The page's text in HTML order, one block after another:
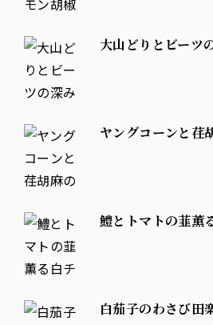
大山どりとビー
ヤングコーンと
鱧とトマトの韮
白茄子のわさび田